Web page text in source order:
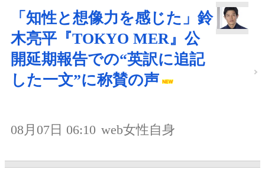
「知性と想像力を感じた」鈴
木亮平『TOKYO MER』公
開延期報告での“英訳に追記
した一文”に称賛の声
08月07日 06:10 web女性自身